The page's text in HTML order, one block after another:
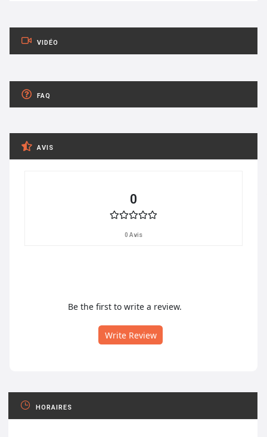
VIDÉO
FAQ
AVIS
0
0 Avis
Be the first to write a review.
Write Review
HORAIRES